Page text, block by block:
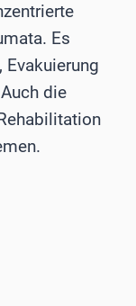
Es
Evakuierung
die